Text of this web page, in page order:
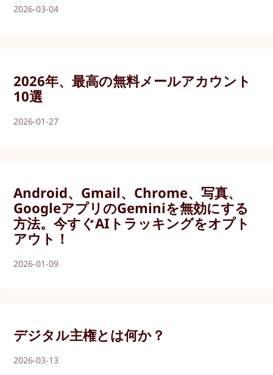
2026-03-04
2026年、最高の無料メールアカウント
10選
2026-01-27
Android、Gmail、Chrome、写真、
GoogleアプリのGeminiを無効にする
方法。今すぐAIトラッキングをオプト
アウト！
2026-01-09
デジタル主権とは何か？
2026-03-13